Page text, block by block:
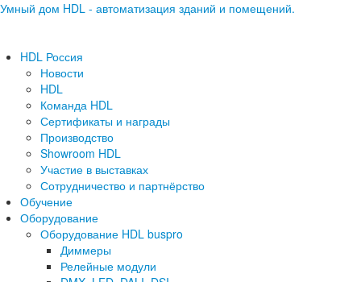
Умный дом HDL - автоматизация зданий и помещений.
HDL Россия
Новости
HDL
Команда HDL
Сертификаты и награды
Производство
Showroom HDL
Участие в выставках
Сотрудничество и партнёрство
Обучение
Оборудование
Оборудование HDL buspro
Диммеры
Релейные модули